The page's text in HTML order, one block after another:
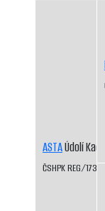
ASTAÚdolí
ČSHPK REG/